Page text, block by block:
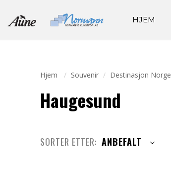
HJEM
Hjem Souvenir Destinasjon Norge
Haugesund
SORTER ETTER: ANBEFALT